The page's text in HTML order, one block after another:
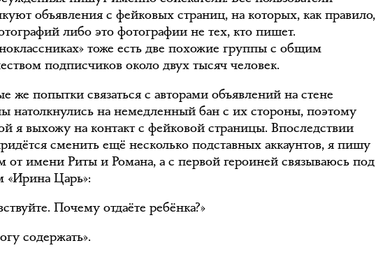
объявления с фейковых страниц, на которых, как правило,
либо это фотографии не тех, кто пишет.
тоже есть две похожие группы с общим
подписчиков около двух тысяч человек.
же попытки связаться с авторами объявлений на стене
натолкнулись на немедленный бан с их стороны, поэтому
я выхожу на контакт с фейковой страницы. Впоследствии
сменить ещё несколько подставных аккаунтов, я пишу
от имени Риты и Романа, а с первой героиней связываюсь под
«Ирина Царь»:
Почему отдаёте ребёнка?»
содержать».